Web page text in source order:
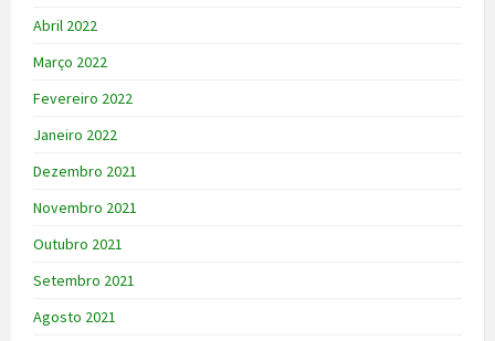
Abril 2022
Março 2022
Fevereiro 2022
Janeiro 2022
Dezembro 2021
Novembro 2021
Outubro 2021
Setembro 2021
Agosto 2021